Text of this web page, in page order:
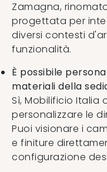
Zamagna,
progettata per
diversi contesti
funzionalità.
È possibile
materiali della
Sì, Mobilificio Italia
personalizzare le
Puoi visionare i
e finiture
configurazione